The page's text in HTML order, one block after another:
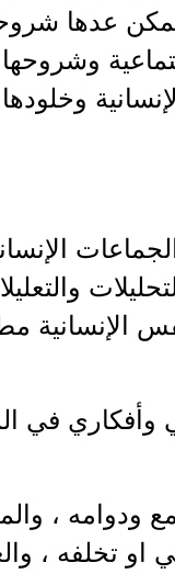
يمكن عدها
الإنسانية
وأفكاري في
ودوامه ،
او تخلفه ،